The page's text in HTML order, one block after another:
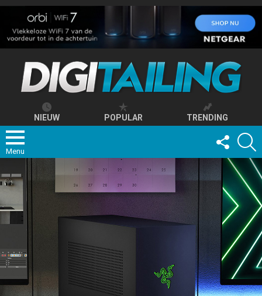
NIEUW POPULAR TRENDING
Menu
FOLLOW
US